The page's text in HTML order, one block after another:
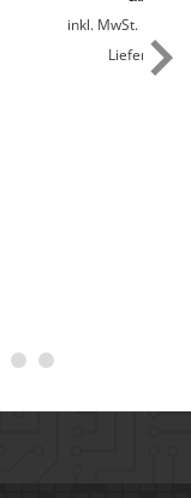
inkl. MwSt.
Lieferzeit: